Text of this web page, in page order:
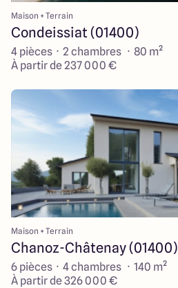
Maison + Terrain
Condeissiat (01400)
4 pièces · 2 chambres · 80 m²
À partir de 237 000 €
Maison + Terrain
Chanoz-Châtenay (01400)
6 pièces · 4 chambres · 140 m²
À partir de 326 000 €